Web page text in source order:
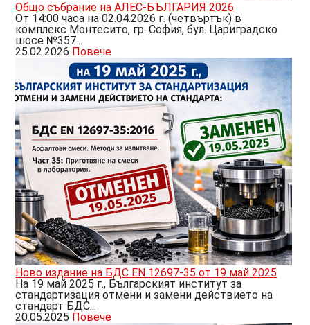
Общо събрание на АЛЕС-БЪЛГАРИЯ 2026
От 14:00 часа на 02.04.2026 г. (четвъртък) в
комплекс Монтесито, гр. София, бул. Цариградско
шосе №357...
25.02.2026 Повече
Ново издание на БДС EN 12697-35 от 19 май 2025
На 19 май 2025 г., Българският институт за
стандартизация отмени и замени действието на
стандарт БДС...
20.05.2025 Повече